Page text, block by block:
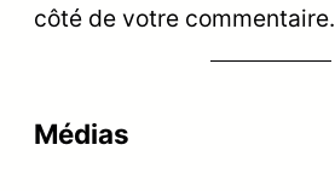
côté de votre commentaire.
Médias